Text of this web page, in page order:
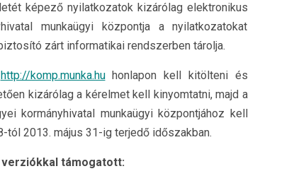
képező nyilatkozatok kizárólag elektronikus
munkaügyi központja a nyilatkozatokat
zárt informatikai rendszerben tárolja.
http://komp.munka.huhonlapon kell kitölteni és
kizárólag a kérelmet kell kinyomtatni, majd a
kormányhivatal munkaügyi központjához kell
2013. május 31-ig terjedő időszakban.
verziókkal támogatott: